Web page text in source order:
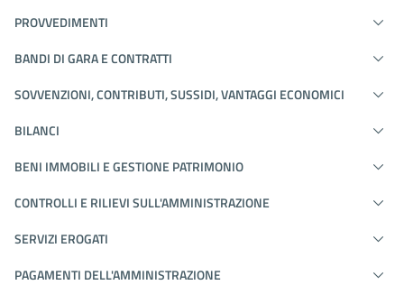
PROVVEDIMENTI
BANDI DI GARA E CONTRATTI
SOVVENZIONI, CONTRIBUTI, SUSSIDI, VANTAGGI ECONOMICI
BILANCI
BENI IMMOBILI E GESTIONE PATRIMONIO
CONTROLLI E RILIEVI SULL'AMMINISTRAZIONE
SERVIZI EROGATI
PAGAMENTI DELL'AMMINISTRAZIONE